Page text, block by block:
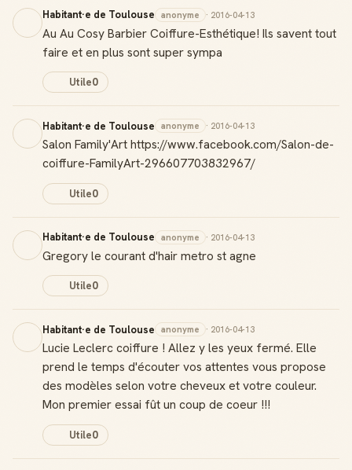
Habitant·e de Toulouse anonyme · 2016-04-13
Au Au Cosy Barbier Coiffure-Esthétique! Ils savent tout
faire et en plus sont super sympa
Utile0
Habitant·e de Toulouse anonyme · 2016-04-13
Salon Family'Art https://www.facebook.com/Salon-de-
coiffure-FamilyArt-296607703832967/
Utile0
Habitant·e de Toulouse anonyme · 2016-04-13
Gregory le courant d'hair metro st agne
Utile0
Habitant·e de Toulouse anonyme · 2016-04-13
Lucie Leclerc coiffure ! Allez y les yeux fermé. Elle
prend le temps d'écouter vos attentes vous propose
des modèles selon votre cheveux et votre couleur.
Mon premier essai fût un coup de coeur !!!
Utile0